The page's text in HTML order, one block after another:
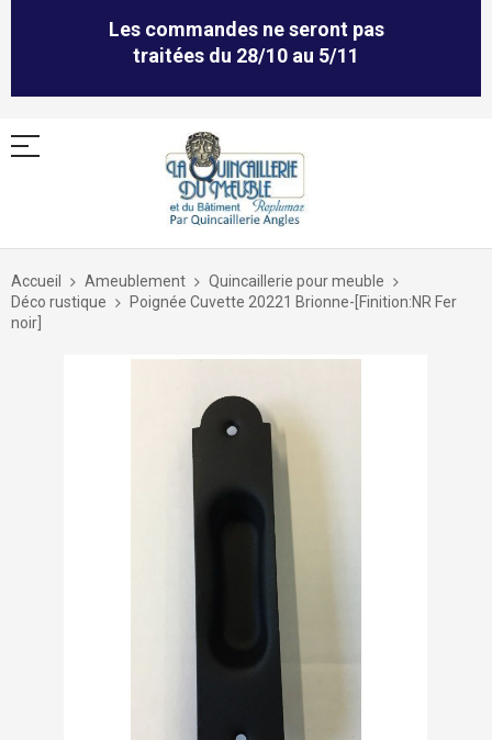
Les commandes ne seront pas
traitées du 28/10 au 5/11
Allez
contenu
Accueil Ameublement
Quincaillerie pour meuble
Déco rustique
Poignée Cuvette 20221 Brionne-[Finition:NR Fer
noir]